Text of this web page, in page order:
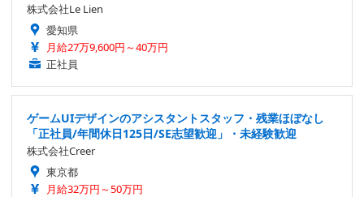
株式会社Le Lien
愛知県
月給27万9,600円～40万円
正社員
ゲームUIデザインのアシスタントスタッフ・残業ほぼなし
「正社員/年間休日125日/SE志望歓迎」・未経験歓迎
株式会社Creer
東京都
月給32万円～50万円